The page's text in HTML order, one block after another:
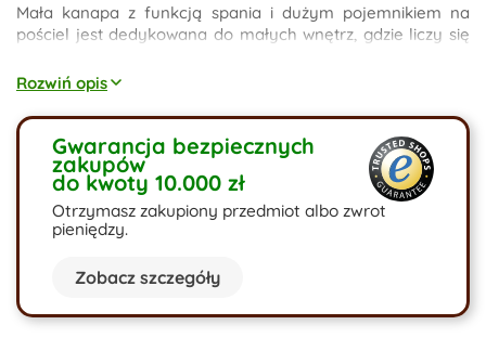
Mała kanapa z funkcją spania i dużym pojemnikiem na
pościel jest dedykowana do małych wnętrz, gdzie liczy się
się do powierzchni spania o wymiarach 190x140cm.
Skonfiguruj mebel w dowolnej tkaninie i kolorze.
Rozwiń opis
Gwarancja bezpiecznych
zakupów
do kwoty 10.000 zł
Otrzymasz zakupiony przedmiot albo zwrot
pieniędzy.
Zobacz szczegóły